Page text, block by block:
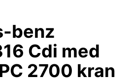
benz
Cdi med
2700 kran